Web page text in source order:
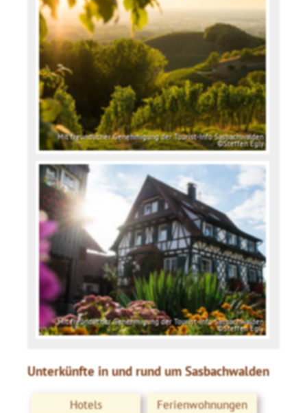
Mit freundlicher Genehmigung der Tourist-Info Sasbachwalden
©Steffen Egly
Mit freundlicher Genehmigung der Tourist-Info Sasbachwalden
©Steffen Egly
Unterkünfte in und rund um Sasbachwalden
Hotels
Ferienwohnungen